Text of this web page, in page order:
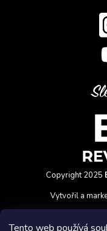
Tento web používá
Copyright 2025
Vytvořil a